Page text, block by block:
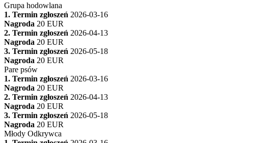
Grupa hodowlana
1. Termin zgłoszeń 2026-03-16
Nagroda 20 EUR
2. Termin zgłoszeń 2026-04-13
Nagroda 20 EUR
3. Termin zgłoszeń 2026-05-18
Nagroda 20 EUR
Pare psów
1. Termin zgłoszeń 2026-03-16
Nagroda 20 EUR
2. Termin zgłoszeń 2026-04-13
Nagroda 20 EUR
3. Termin zgłoszeń 2026-05-18
Nagroda 20 EUR
Młody Odkrywca